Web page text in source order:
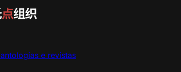
antologias e revistas